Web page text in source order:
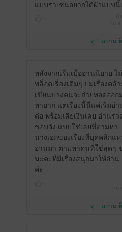
แบบราเชนอยากได้ผัวแบบ
ดู 1 ความเ
หลังจากเริ่มเบื่ออ่านนิยาย ไ
พล็อตเรื่องเดิมๆ ปมเรื่องคล้
เขียนบางคนจะถ่ายทอดออ
หายาก แต่เรื่องนี้นี่แค่เริ่มอ่
ต่อ พร้อมเสียเงินเลย อ่านร
ชอบจัง แบบใช่เลยที่ตามหา
นางเอกของเรื่องที่บุคคลิกแ
อ่านมา ตามหาคนที่ใช่สุดๆ
นะคะที่มีเรื่องสนุกมาให้อ่าน
ค่ะ
ดู 1 ความเ